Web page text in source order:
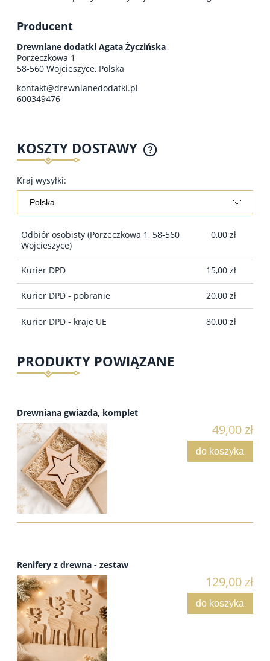
Producent
Drewniane dodatki Agata Życzińska
Porzeczkowa 1
58-560 Wojcieszyce, Polska
kontakt@drewnianedodatki.pl
600349476
KOSZTY DOSTAWY
Kraj wysyłki:
Odbiór osobisty (Porzeczkowa 1, 58-560
Wojcieszyce)
0,00 zł
Kurier DPD 15,00 zł
Kurier DPD - pobranie 20,00 zł
Kurier DPD - kraje UE 80,00 zł
PRODUKTY POWIĄZANE
Drewniana gwiazda, komplet
49,00 zł
do koszyka
Renifery z drewna - zestaw
129,00 zł
do koszyka